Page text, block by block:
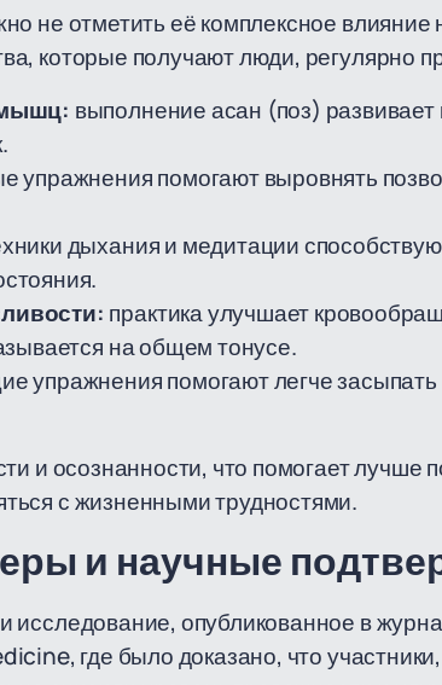
не отметить её комплексное влияние
которые получают люди, регулярно
выполнение асан (поз)
упражнения помогают выровнять
дыхания и медитации
практика улучшает
на общем тонусе.
упражнения помогают легче засыпать
и осознанности, что помогает лучше
с жизненными трудностями.
и научные
исследование, опубликованное в
где было доказано, что